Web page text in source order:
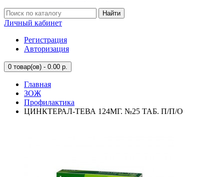
Найти
Личный кабинет
Регистрация
Авторизация
0 товар(ов) - 0.00 р.
Главная
ЗОЖ
Профилактика
ЦИНКТЕРАЛ-ТЕВА 124МГ. №25 ТАБ. П/П/О